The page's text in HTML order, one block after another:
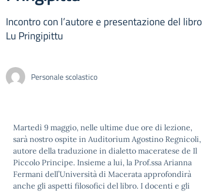
Incontro con l’autore e presentazione del libro
Lu Pringipittu
Personale scolastico
Martedì 9 maggio, nelle ultime due ore di lezione,
sarà nostro ospite in Auditorium Agostino Regnicoli,
autore della traduzione in dialetto maceratese de Il
Piccolo Principe. Insieme a lui, la Prof.ssa Arianna
Fermani dell’Università di Macerata approfondirà
anche gli aspetti filosofici del libro. I docenti e gli